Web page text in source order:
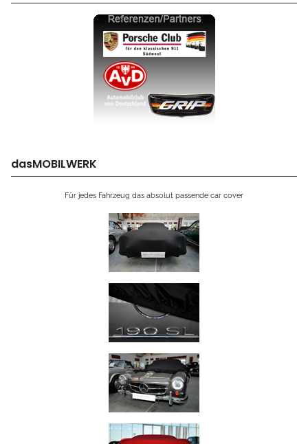
dasMOBILWERK
Für jedes Fahrzeug das absolut passende car cover